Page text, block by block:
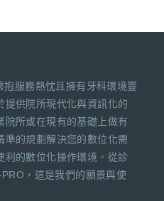
服務熱忱且擁有牙科環境豐
提供院所現代化與資訊化的
院所或在現有的基礎上做有
準的規劃解決您的數位化需
利的數位化操作環境。從診
，這是我們的願景與使